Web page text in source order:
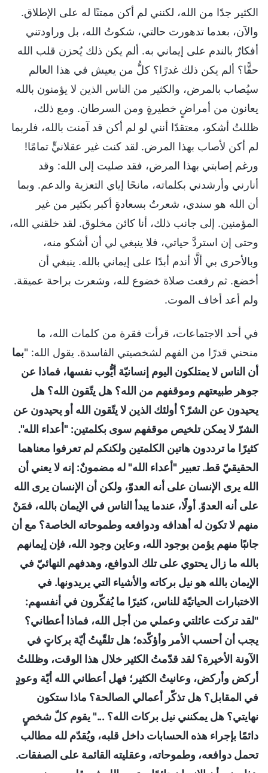
الكثير جدًا من الله، لكنني لم أكن ممتنًا له على الإطلاق.
والآن، بعدما تدهورت حالتي، شكوتُ الله، بل وراودتني
أفكارٌ بالندم على إيماني به. ألم يكن ذلك يُحزن قلب الله
حقًّا؟ ألم يكن ذلك غدرًا؟ كلُّ من يعيش في هذا العالم
سيُصاب بالمرض، والكثير من الناس الذين لا يؤمنون بالله
يعانون من أمراضٍ خطيرةٍ ومن السرطان. ومع ذلك،
ظللتُ أشكو، معتقدًا أنني لو لم أكن قد آمنت بالله، فلربما
لم أكن لأصاب بهذا المرض. لقد كنت غير عقلانيٍّ تمامًا!
ورغم إصابتي بهذا المرض، فقد صليت إلى الله: وقد
أنارني وأرشدني بكلماته، مانحًا إياي التعزية والدعم. وبما
أن الله هو سندي، شعرتُ بسعادةٍ أكبر بكثير من غير
المؤمنين. إلى جانب ذلك، أنا كائن مخلوق. لقد خلقني الله،
وحتى إن استردَّ حياتي، فلا ينبغي لي أن أشكو منه،
وبالأحرى بي ألَّا أندم أبدًا على إيماني بالله. ينبغي أن
أخضع. ثم رفعت صلاة خضوع لله، وشعرت براحة عميقة.
ولم أعد أخاف الموت.
في أحد الاجتماعات، قرأت فقرة من كلمات الله، ما
منحني قدرًا من الفهم لشخصيتي الفاسدة. يقول الله: "بما
أن الناس لا يمتلكون اليوم إنسانيّة أيُّوب نفسها، فماذا عن
جوهر طبيعتهم وموقفهم من الله؟ هل يتّقون الله؟ هل
يحيدون عن الشرّ؟ أولئك الذين لا يتّقون الله أو يحيدون عن
الشرّ لا يمكن تلخيص موقفهم سوى بكلمتين: "أعداء الله".
كثيرًا ما ترددون هاتين الكلمتين ولكنكم لم تعرفوا معناهما
الحقيقيّ قط. تعبير "أعداء الله" له مضمونٌ: إنه لا يعني أن
الله يرى الإنسان على أنه العدوّ، ولكن أن الإنسان يرى الله
على أنه العدوّ. أولًا، عندما يبدأ الناس في الإيمان بالله، فمَنْ
منهم لا تكون له أهدافه ودوافعه وطموحاته الخاصة؟ مع أن
جانبًا منهم يؤمن بوجود الله، وعاين وجود الله، فإن إيمانهم
بالله ما زال يحتوي على تلك الدوافع، وهدفهم النهائيّ في
الإيمان بالله هو نيل بركاته والأشياء التي يريدونها. في
الاختبارات الحياتيّة للناس، كثيرًا ما يُفكّرون في أنفسهم:
"لقد تركت عائلتي وعملي من أجل الله، فماذا أعطاني؟
يجب أن أحسب الأمر وأؤكّده؛ هل تلقّيتُ أيّة بركاتٍ في
الآونة الأخيرة؟ لقد قدّمتُ الكثير خلال هذا الوقت، وظللتُ
أركض وأركض، وعانيتُ الكثير؛ فهل أعطاني الله أيّة وعودٍ
في المقابل؟ هل تذكّر أعمالي الصالحة؟ ماذا ستكون
نهايتي؟ هل يمكنني نيل بركات الله؟ ..." يقوم كلّ شخصٍ
دائمًا بإجراء هذه الحسابات داخل قلبه، ويُقدّم لله مطالب
تحمل دوافعه، وطموحاته، وعقليته القائمة على الصفقات.